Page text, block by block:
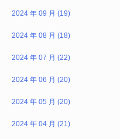
2024 年 09 月 (19)
2024 年 08 月 (18)
2024 年 07 月 (22)
2024 年 06 月 (20)
2024 年 05 月 (20)
2024 年 04 月 (21)